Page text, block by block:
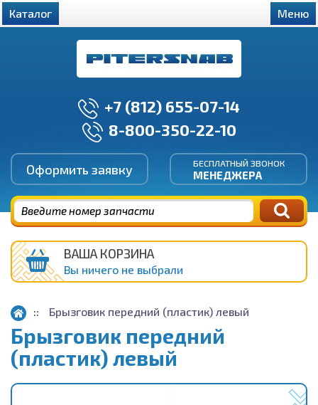
+7 (812) 655-07-14
8-800-350-22-10
Оформить заявку БЕСПЛАТНЫЙ ЗВОНОК
МЕНЕДЖЕРА
Каталог Меню
ВАША КОРЗИНА
Вы ничего не выбрали
Брызговик передний (пластик) левый
Брызговик передний
(пластик) левый